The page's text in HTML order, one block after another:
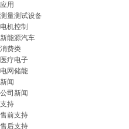
应用
测量测试设备
电机控制
新能源汽车
消费类
医疗电子
电网储能
新闻
公司新闻
支持
售前支持
售后支持